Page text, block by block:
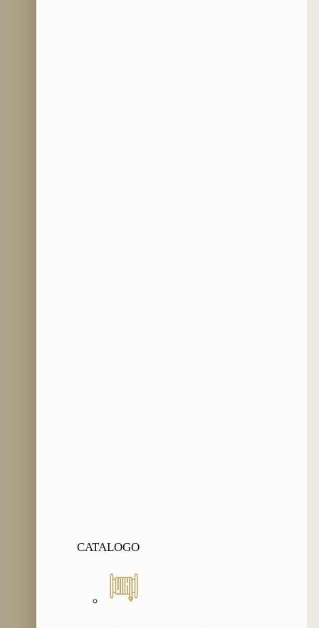
CATALOGO